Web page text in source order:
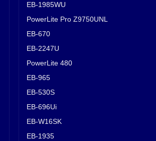
EB-1985WU
PowerLite Pro Z9750UNL
EB-670
EB-2247U
PowerLite 480
EB-965
EB-530S
EB-696Ui
EB-W16SK
EB-1935